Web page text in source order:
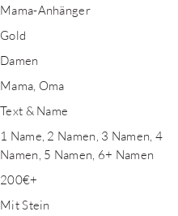
Mama-Anhänger
Gold
Damen
Mama, Oma
Text & Name
1 Name, 2 Namen, 3 Namen, 4
Namen, 5 Namen, 6+ Namen
200€+
Mit Stein